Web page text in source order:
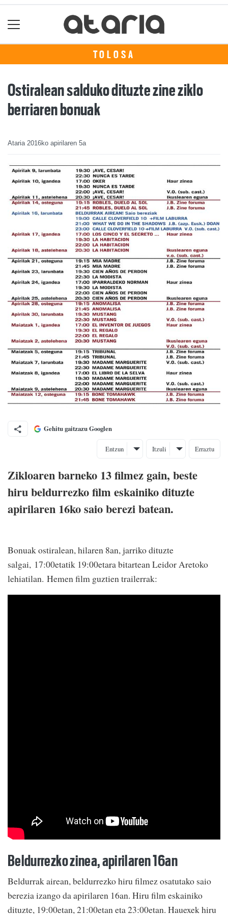
TOLOSA
Ostiralean salduko dituzte zine ziklo
berriaren bonuak
Ataria 2016ko apirilaren 5a
Gehitu gaitzazu Googlen
Entzun Itzuli Erraztu
Zikloaren barneko 13 filmez gain, beste
hiru beldurrezko film eskainiko dituzte
apirilaren 16ko saio berezi batean.
Bonuak ostiralean, hilaren 8an, jarriko dituzte
salgai, 17:00etatik 19:00etara bitartean Leidor Aretoko
lehiatilan. Hemen film guztien trailerrak:
Beldurrezko zinea, apirilaren 16an
Beldurrak airean, beldurrezko hiru filmez osatutako saio
berezia izango da apirilaren 16an. Hiru film eskainiko
dituzte, 19:00etan, 21:00etan eta 23:00etan. Hauexek hiru